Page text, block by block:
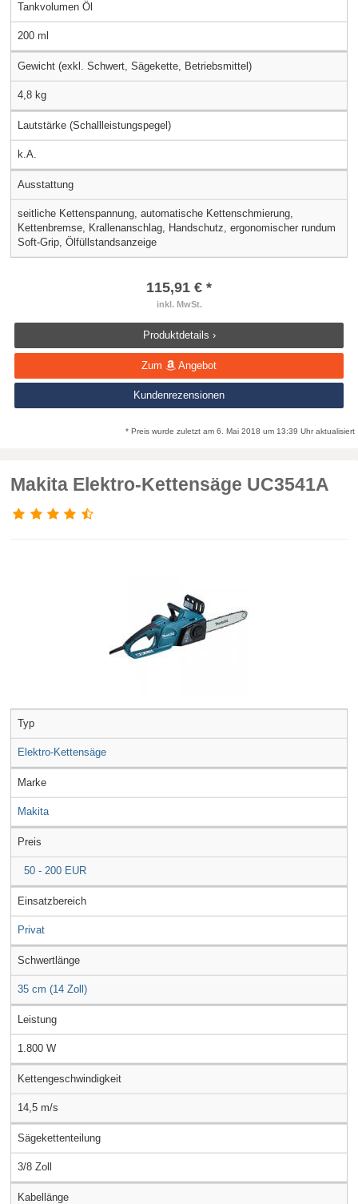
Tankvolumen Öl
200 ml
Gewicht (exkl. Schwert, Sägekette, Betriebsmittel)
4,8 kg
Lautstärke (Schallleistungspegel)
k.A.
Ausstattung
seitliche Kettenspannung, automatische Kettenschmierung,
Kettenbremse, Krallenanschlag, Handschutz, ergonomischer rundum
Soft-Grip, Ölfüllstandsanzeige
115,91 € *
inkl. MwSt.
Produktdetails ›
Zum Angebot
Kundenrezensionen
* Preis wurde zuletzt am 6. Mai 2018 um 13:39 Uhr aktualisiert
Makita Elektro-Kettensäge UC3541A
Typ
Elektro-Kettensäge
Marke
Makita
Preis
50 - 200 EUR
Einsatzbereich
Privat
Schwertlänge
35 cm (14 Zoll)
Leistung
1.800 W
Kettengeschwindigkeit
14,5 m/s
Sägekettenteilung
3/8 Zoll
Kabellänge